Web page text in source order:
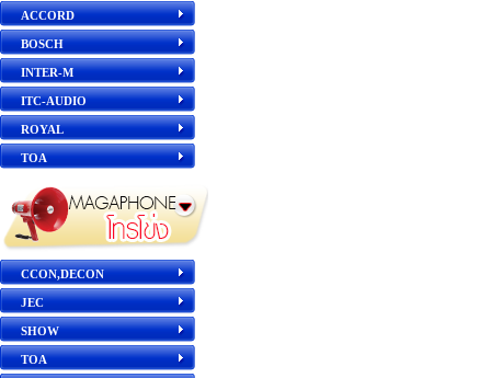
ACCORD
BOSCH
INTER-M
ITC-AUDIO
ROYAL
TOA
CCON,DECON
JEC
SHOW
TOA